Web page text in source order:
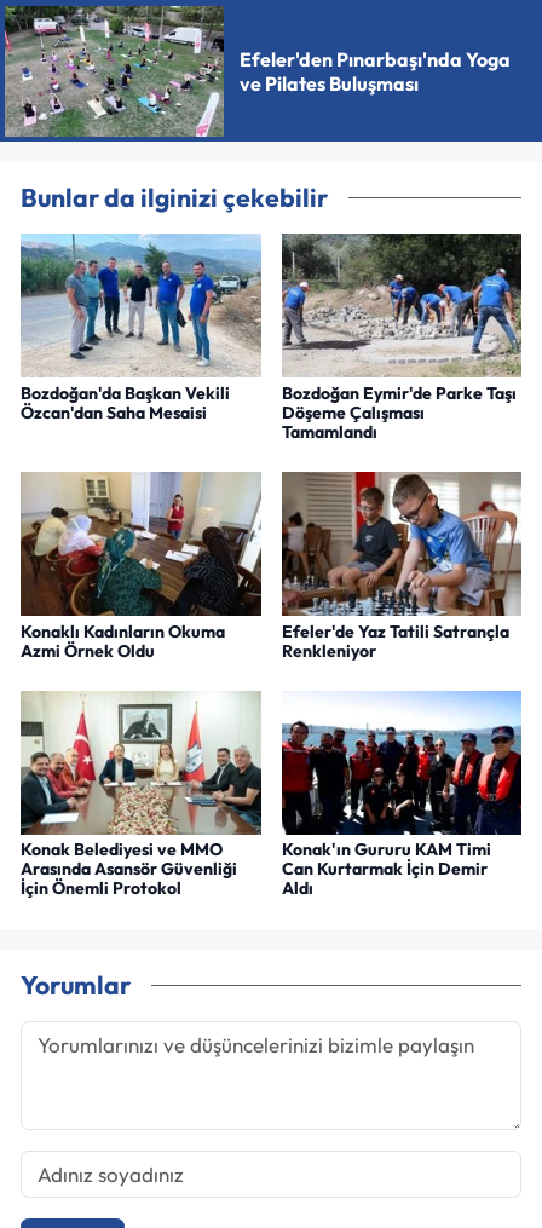
Efeler'den Pınarbaşı'nda Yoga
ve Pilates Buluşması
Bunlar da ilginizi çekebilir
Bozdoğan'da Başkan Vekili
Özcan'dan Saha Mesaisi
Bozdoğan Eymir'de Parke Taşı
Döşeme Çalışması
Tamamlandı
Konaklı Kadınların Okuma
Azmi Örnek Oldu
Efeler'de Yaz Tatili Satrançla
Renkleniyor
Konak Belediyesi ve MMO
Arasında Asansör Güvenliği
İçin Önemli Protokol
Konak'ın Gururu KAM Timi
Can Kurtarmak İçin Demir
Aldı
Yorumlar